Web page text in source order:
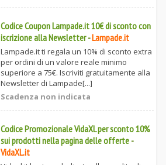
Codice Coupon Lampade.it 10€ di sconto con
iscrizione alla Newsletter-Lampade.it
Lampade.it ti regala un 10% di sconto extra
per ordini di un valore reale minimo
superiore a 75€. Iscriviti gratuitamente alla
Newsletter di Lampade[...]
Scadenza non indicata
Codice Promozionale VidaXL per sconto 10%
sui prodotti nella pagina delle offerte-
VidaXL.it